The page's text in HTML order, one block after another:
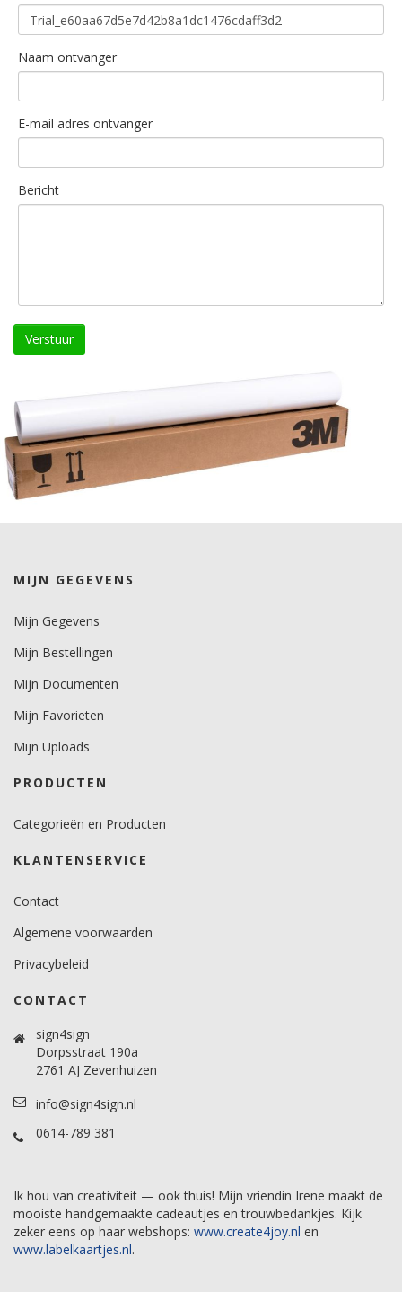
Naam ontvanger
E-mail adres ontvanger
Bericht
Verstuur
MIJN GEGEVENS
Mijn Gegevens
Mijn Bestellingen
Mijn Documenten
Mijn Favorieten
Mijn Uploads
PRODUCTEN
Categorieën en Producten
KLANTENSERVICE
Contact
Algemene voorwaarden
Privacybeleid
CONTACT
sign4sign
Dorpsstraat 190a
2761 AJ Zevenhuizen
info@sign4sign.nl
0614-789 381
Ik hou van creativiteit — ook thuis! Mijn vriendin Irene maakt de
mooiste handgemaakte cadeautjes en trouwbedankjes. Kijk
zeker eens op haar webshops: www.create4joy.nl en
www.labelkaartjes.nl.